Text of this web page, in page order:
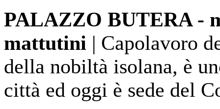
PALAZZO BUTERA -
mattutini | Capolavoro
della nobiltà isolana, è
città ed oggi è sede del